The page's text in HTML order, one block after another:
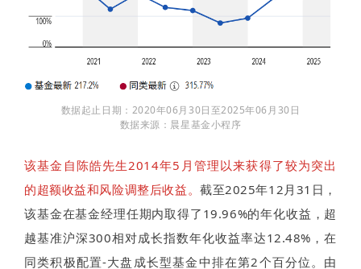
数据起止日期：2020年06月30日至2025年06月30日
数据来源：晨星基金小程序
该基金自陈皓先生2014年5月管理以来获得了较为突出
的超额收益和风险调整后收益。截至2025年12月31日，
该基金在基金经理任期内取得了19.96%的年化收益，超
越基准沪深300相对成长指数年化收益率达12.48%，在
同类积极配置-大盘成长型基金中排在第2个百分位。由